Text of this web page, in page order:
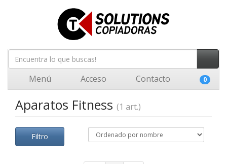
Menú Acceso Contacto 0
Aparatos Fitness (1 art.)
Filtro